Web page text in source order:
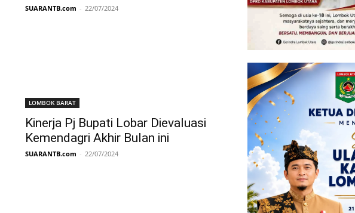
SUARANTB.com - 22/07/2024
LOMBOK BARAT
Kinerja Pj Bupati Lobar Dievaluasi
Kemendagri Akhir Bulan ini
SUARANTB.com - 22/07/2024